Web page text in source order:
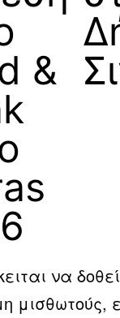
&
να
μισθωτούς,